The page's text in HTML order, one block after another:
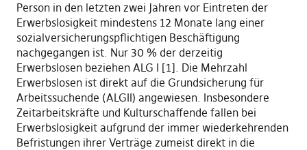
Person in den letzten zwei Jahren vor Eintreten der
Erwerbslosigkeit mindestens 12 Monate lang einer
sozialversicherungspflichtigen Beschäftigung
nachgegangen ist. Nur 30 % der derzeitig
Erwerbslosen beziehen ALG I [1]. Die Mehrzahl
Erwerbslosen ist direkt auf die Grundsicherung für
Arbeitssuchende (ALGII) angewiesen. Insbesondere
Zeitarbeitskräfte und Kulturschaffende fallen bei
Erwerbslosigkeit aufgrund der immer wiederkehrenden
Befristungen ihrer Verträge zumeist direkt in die